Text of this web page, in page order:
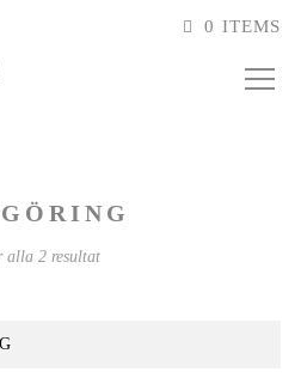
0 ITEMS
alla 2 resultat